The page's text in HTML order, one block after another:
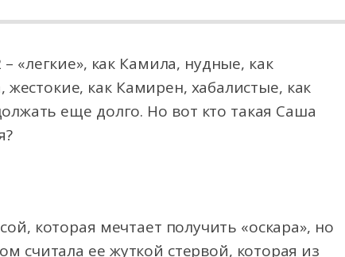
как Камила, нудные, как
как Камирен, хабалистые, как
еще долго. Но вот кто такая Саша
которая мечтает получить «оскара», но
считала ее жуткой стервой, которая из